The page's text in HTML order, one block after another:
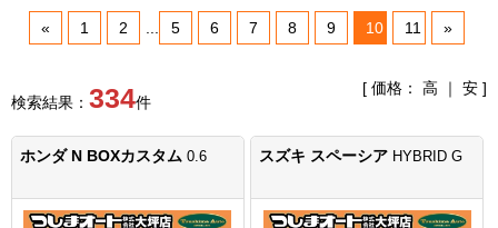
« 1 2 5 6 7 8 9 10 11 »
検索結果： 334件
[ 価格： 高 ｜ 安 ]
ホンダ N BOXカスタム 0.6 スズキ スペーシア HYBRID G